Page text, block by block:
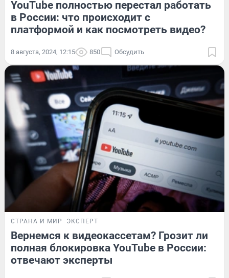
YouTube полностью перестал работать
в России: что происходит с
платформой и как посмотреть видео?
8 августа, 2024, 12:15 850 Обсудить
СТРАНА И МИР ЭКСПЕРТ
Вернемся к видеокассетам? Грозит ли
полная блокировка YouTube в России:
отвечают эксперты